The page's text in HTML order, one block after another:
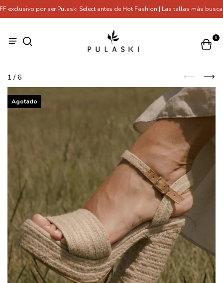
por ser Pulaski Select antes de Hot Fashion | Las tallas más
0
1 / 6
Agotado